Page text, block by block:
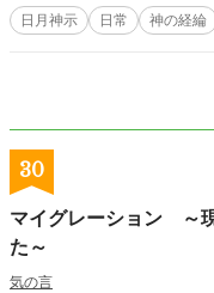
ムズ海峡が
るのです。
ありません
警告する
執筆するこ
闇という
た事のない
日常生活が
日月神示 日常 神の経綸
30
マイグレーション ～
た～
気の言